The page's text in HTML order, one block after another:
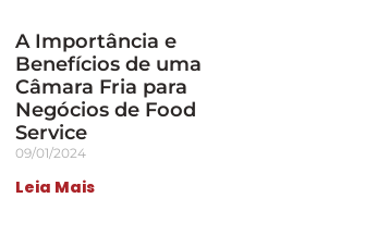
A Importância e
Benefícios de uma
Câmara Fria para
Negócios de Food
Service
09/01/2024
Leia Mais